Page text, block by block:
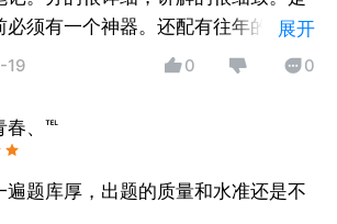
必须有一个神器。还配有往年的历年
训练。解析的也很详细。
展开
19 0 0
春、℡
遍题库厚，出题的质量和水准还是不